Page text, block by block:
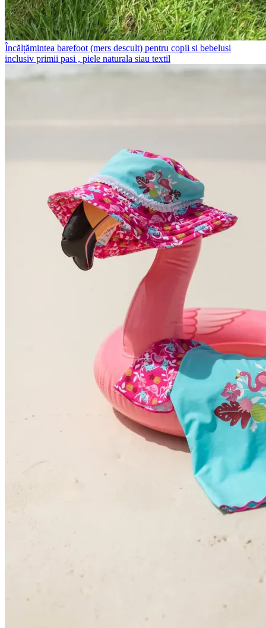
Încălțămintea barefoot (mers descult) pentru copii si bebelusi
inclusiv primii pasi , piele naturala siau textil